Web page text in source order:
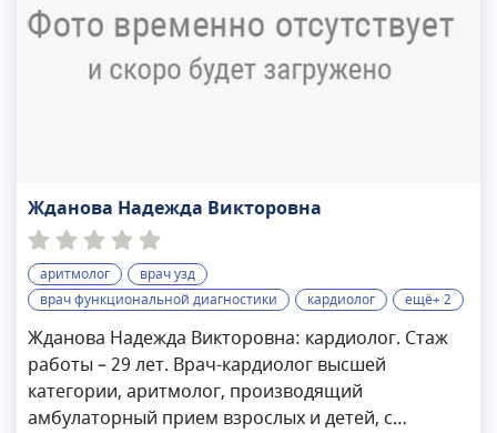
Жданова Надежда Викторовна
аритмолог
врач узд
врач функциональной диагностики
кардиолог ещё+ 2
Жданова Надежда Викторовна: кардиолог. Стаж
работы – 29 лет. Врач-кардиолог высшей
категории, аритмолог, производящий
амбулаторный прием взрослых и детей, с